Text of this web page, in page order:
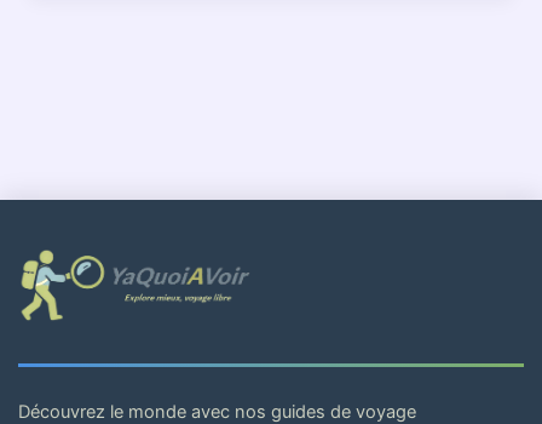
Découvrez le monde avec nos guides de voyage